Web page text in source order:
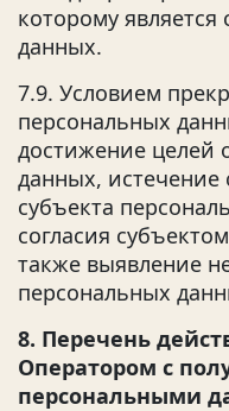
которому
данных.
7.9. Условием
персональных
достижение целей
данных, истечение
субъекта
согласия
также выявление
персональных
8. Перечень
Оператором с
персональными